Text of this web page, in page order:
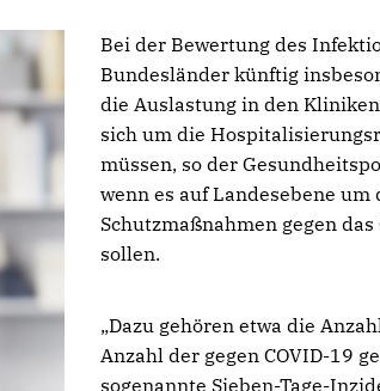
Bei der Bewertung des
Bundesländer künftig
die Auslastung in den
sich um die
müssen, so der
wenn es auf Landesebene
Schutzmaßnahmen gegen
sollen.
Dazu gehören etwa die
Anzahl der gegen COVID-19
sogenannte Sieben-Tage-